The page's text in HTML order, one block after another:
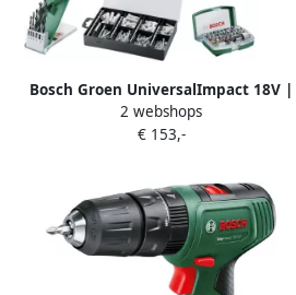
Bosch Groen UniversalImpact 18V |
Accuklopboorschroevendraaier | 1.5
Ah + 2.5 Ah accu + lader | + SystemBox
2 webshops
€ 153,-